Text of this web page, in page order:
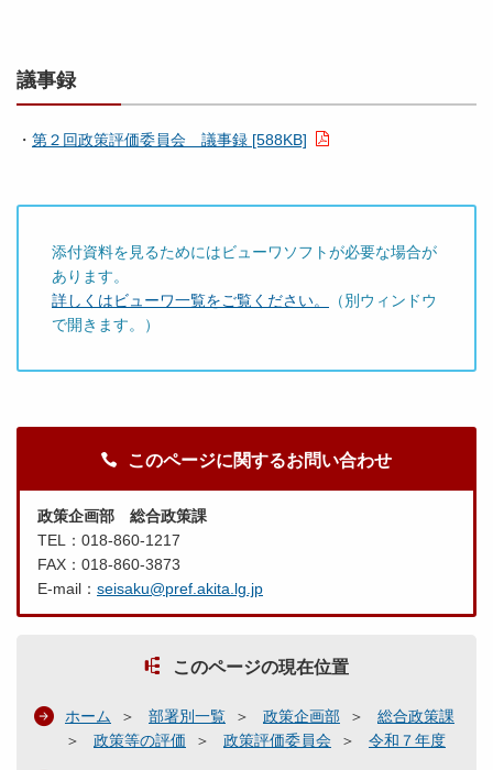
議事録
・ 第２回政策評価委員会 議事録 [588KB]
添付資料を見るためにはビューワソフトが必要な場合が
あります。
詳しくはビューワ一覧をご覧ください。
（別ウィンドウ
で開きます。）
このページに関するお問い合わせ
政策企画部 総合政策課
TEL：018-860-1217
FAX：018-860-3873
E-mail： seisaku@pref.akita.lg.jp
このページの現在位置
ホーム 部署別一覧 政策企画部
総合政策課
政策等の評価
政策評価委員会 令和７年度